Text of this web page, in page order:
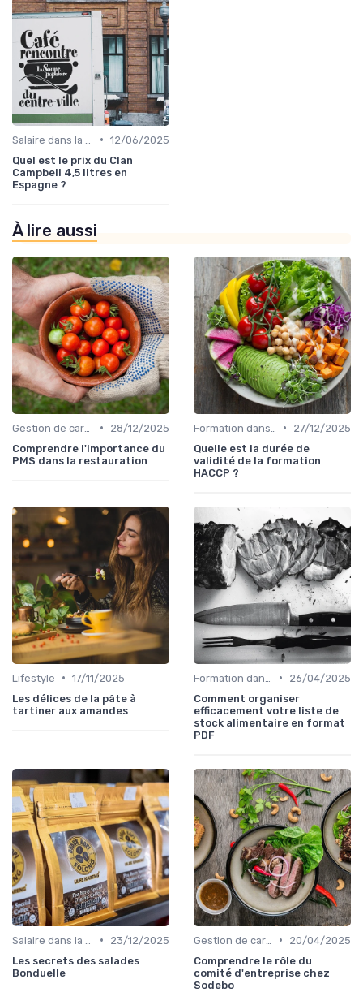
• 12/06/2025
Quel est le prix du Clan
Campbell 4,5 litres en
Espagne ?
À lire aussi
•
28/12/2025
Comprendre l'importance du
PMS dans la restauration
•
27/12/2025
Quelle est la durée de
validité de la formation
HACCP ?
Lifestyle • 17/11/2025
Les délices de la pâte à
tartiner aux amandes
•
26/04/2025
Comment organiser
efficacement votre liste de
stock alimentaire en format
PDF
•
23/12/2025
Les secrets des salades
Bonduelle
•
20/04/2025
Comprendre le rôle du
comité d'entreprise chez
Sodebo